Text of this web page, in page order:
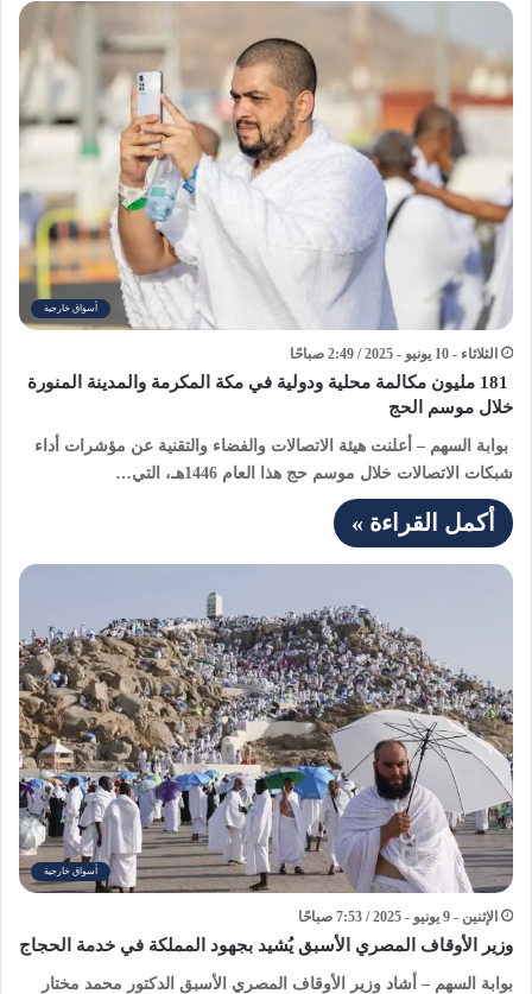
أسواق خارجية
الثلاثاء - 10 يونيو - 2025 / 2:49 صباحًا
181 مليون مكالمة محلية ودولية في مكة المكرمة والمدينة المنورة
خلال موسم الحج
بوابة السهم – أعلنت هيئة الاتصالات والفضاء والتقنية عن مؤشرات أداء
شبكات الاتصالات خلال موسم حج هذا العام 1446هـ، التي…
أكمل القراءة »
أسواق خارجية
الإثنين - 9 يونيو - 2025 / 7:53 صباحًا
وزير الأوقاف المصري الأسبق يُشيد بجهود المملكة في خدمة الحجاج
بوابة السهم – أشاد وزير الأوقاف المصري الأسبق الدكتور محمد مختار